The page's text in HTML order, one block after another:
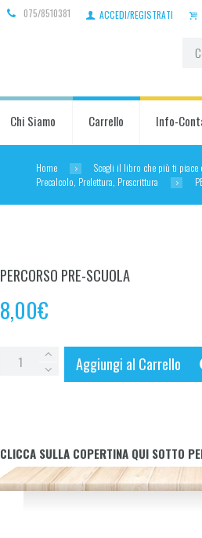
075/8510381 ACCEDI/REGISTRATI
Chi Siamo Carrello Info-
Home Scegli il libro che più ti piace
Precalcolo, Prelettura, Prescrittura
PERCORSO PRE-SCUOLA
8,00€
PERCORSO
Aggiungi al Carrello
CLICCA SULLA COPERTINA QUI SOTTO